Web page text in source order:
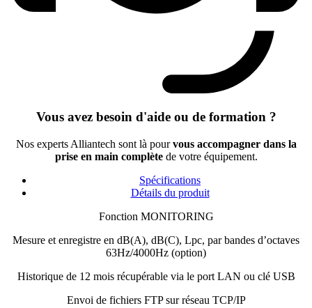
Vous avez besoin d'aide ou de formation ?
Nos experts Alliantech sont là pourvous accompagner dans la
prise en main complètede votre équipement.
Spécifications
Détails du produit
Fonction MONITORING
Mesure et enregistre en dB(A), dB(C), Lpc, par bandes d’octaves
63Hz/4000Hz (option)
Historique de 12 mois récupérable via le port LAN ou clé USB
Envoi de fichiers FTP sur réseau TCP/IP